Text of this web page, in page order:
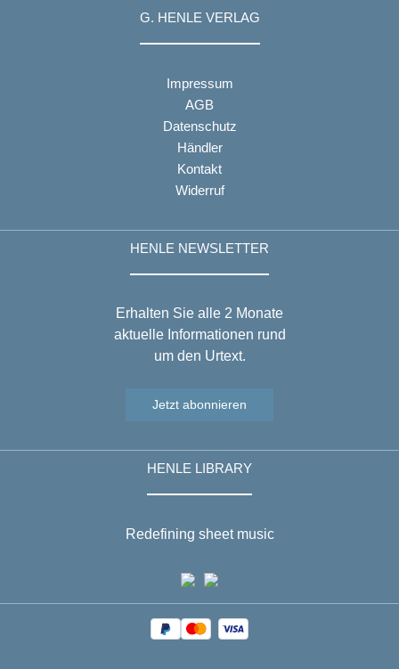
G. HENLE VERLAG
Impressum
AGB
Datenschutz
Händler
Kontakt
Widerruf
HENLE NEWSLETTER
Erhalten Sie alle 2 Monate
aktuelle Informationen rund
um den Urtext.
Jetzt abonnieren
HENLE LIBRARY
Redefining sheet music